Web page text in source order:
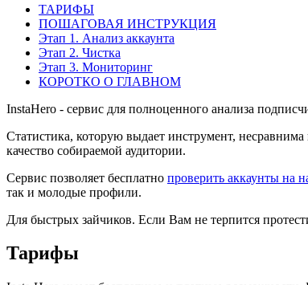
ТАРИФЫ
ПОШАГОВАЯ ИНСТРУКЦИЯ
Этап 1. Анализ аккаунта
Этап 2. Чистка
Этап 3. Мониторинг
КОРОТКО О ГЛАВНОМ
InstaHero - сервис для полноценного анализа
Статистика, которую выдает инструмент,
качество собираемой аудитории.
Сервис позволяет бесплатно проверить аккаунты на
так и молодые профили.
Для быстрых зайчиков. Если Вам не терпится
Тарифы